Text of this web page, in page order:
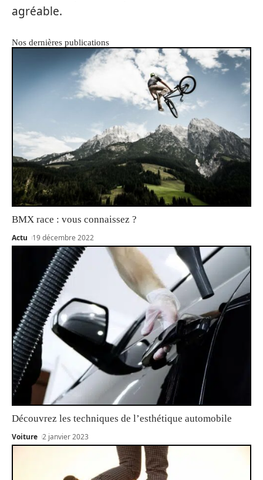
agréable.
Nos dernières publications
BMX race : vous connaissez ?
Actu 19 décembre 2022
Découvrez les techniques de l’esthétique automobile
Voiture 2 janvier 2023